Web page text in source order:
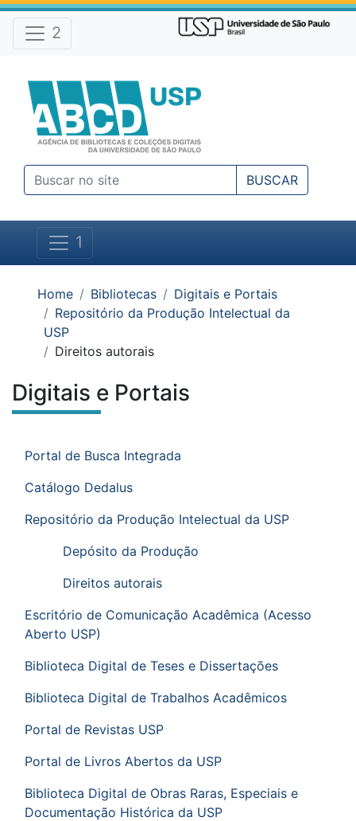
e Ferramentas do site
Ir para o conteúdo [1]
Ir para o menu [2]
Ir para a busca [3]
2
BUSCAR
1
Home Bibliotecas
Digitais e Portais
Repositório da Produção Intelectual da
USP
Direitos autorais
Conteúdo do site
Você está na área:
Digitais e Portais
Ir para o menu de sub-páginas.
Menu de sub-páginas
Portal de Busca Integrada
Catálogo Dedalus
Repositório da Produção Intelectual da USP
Depósito da Produção
Direitos autorais
Escritório de Comunicação Acadêmica (Acesso
Aberto USP)
Biblioteca Digital de Teses e Dissertações
Biblioteca Digital de Trabalhos Acadêmicos
Portal de Revistas USP
Portal de Livros Abertos da USP
Biblioteca Digital de Obras Raras, Especiais e
Documentação Histórica da USP